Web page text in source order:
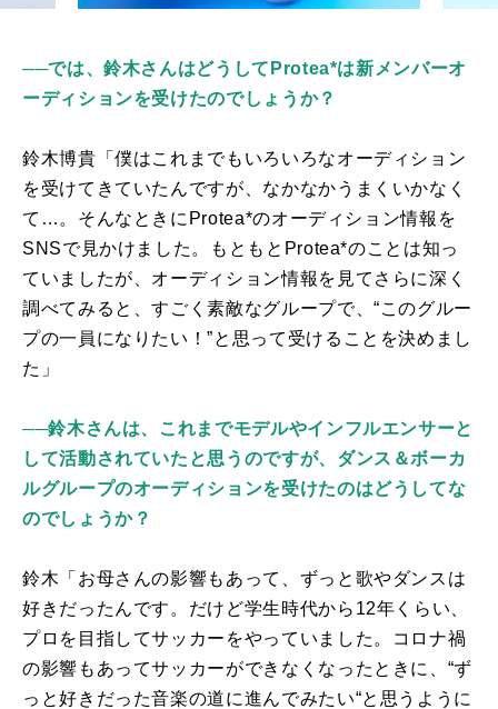
──では、鈴木さんはどうしてProtea*は新メンバーオ
ーディションを受けたのでしょうか？
鈴木博貴「僕はこれまでもいろいろなオーディション
を受けてきていたんですが、なかなかうまくいかなく
て…。そんなときに Protea*のオーディション情報を
SNSで見かけました。もともと Protea*のことは知っ
ていましたが、オーディション情報を見てさらに深く
調べてみると、すごく素敵なグループで、“このグルー
プの一員になりたい！”と思って受けることを決めまし
た」
──鈴木さんは、これまでモデルやインフルエンサーと
して活動されていたと思うのですが、ダンス＆ボーカ
ルグループのオーディションを受けたのはどうしてな
のでしょうか？
鈴木「お母さんの影響もあって、ずっと歌やダンスは
好きだったんです。だけど学生時代から 12年くらい、
プロを目指してサッカーをやっていました。コロナ禍
の影響もあってサッカーができなくなったときに、“ず
っと好きだった音楽の道に進んでみたい“と思うように